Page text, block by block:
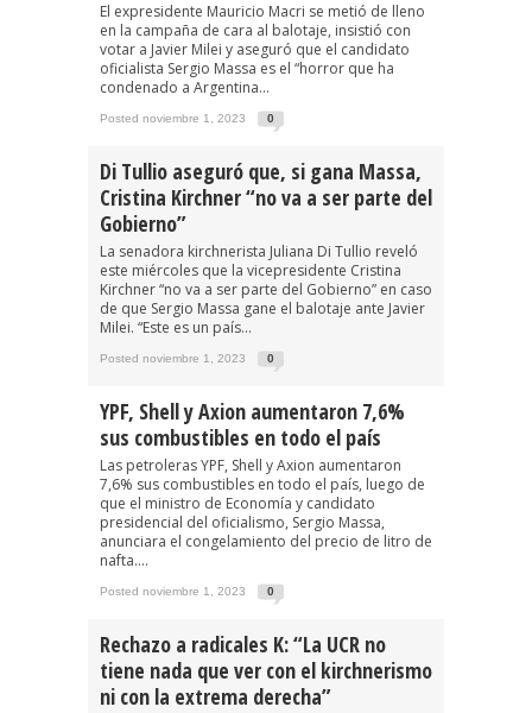
El expresidente Mauricio Macri se metió de lleno
en la campaña de cara al balotaje, insistió con
votar a Javier Milei y aseguró que el candidato
oficialista Sergio Massa es el “horror que ha
condenado a Argentina...
Posted noviembre 1, 2023 0
Di Tullio aseguró que, si gana Massa,
Cristina Kirchner “no va a ser parte del
Gobierno”
La senadora kirchnerista Juliana Di Tullio reveló
este miércoles que la vicepresidente Cristina
Kirchner “no va a ser parte del Gobierno” en caso
de que Sergio Massa gane el balotaje ante Javier
Milei. “Este es un país...
Posted noviembre 1, 2023 0
YPF, Shell y Axion aumentaron 7,6%
sus combustibles en todo el país
Las petroleras YPF, Shell y Axion aumentaron
7,6% sus combustibles en todo el país, luego de
que el ministro de Economía y candidato
presidencial del oficialismo, Sergio Massa,
anunciara el congelamiento del precio de litro de
nafta....
Posted noviembre 1, 2023 0
Rechazo a radicales K: “La UCR no
tiene nada que ver con el kirchnerismo
ni con la extrema derecha”